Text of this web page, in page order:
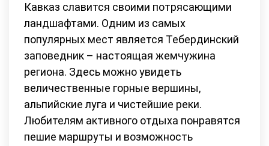
Кавказ славится своими потрясающими
ландшафтами. Одним из самых
популярных мест является Тебердинский
заповедник – настоящая жемчужина
региона. Здесь можно увидеть
величественные горные вершины,
альпийские луга и чистейшие реки.
Любителям активного отдыха понравятся
пешие маршруты и возможность